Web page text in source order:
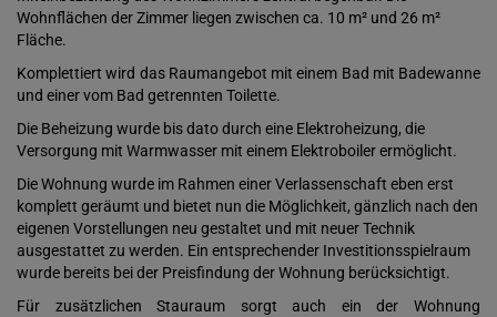
Wohnflächen der Zimmer liegen zwischen ca. 10 m² und 26 m²
Fläche.
Komplettiert wird das Raumangebot mit einem Bad mit Badewanne
und einer vom Bad getrennten Toilette.
Die Beheizung wurde bis dato durch eine Elektroheizung, die
Versorgung mit Warmwasser mit einem Elektroboiler ermöglicht.
Die Wohnung wurde im Rahmen einer Verlassenschaft eben erst
komplett geräumt und bietet nun die Möglichkeit, gänzlich nach den
eigenen Vorstellungen neu gestaltet und mit neuer Technik
ausgestattet zu werden. Ein entsprechender Investitionsspielraum
wurde bereits bei der Preisfindung der Wohnung berücksichtigt.
Für zusätzlichen Stauraum sorgt auch ein der Wohnung